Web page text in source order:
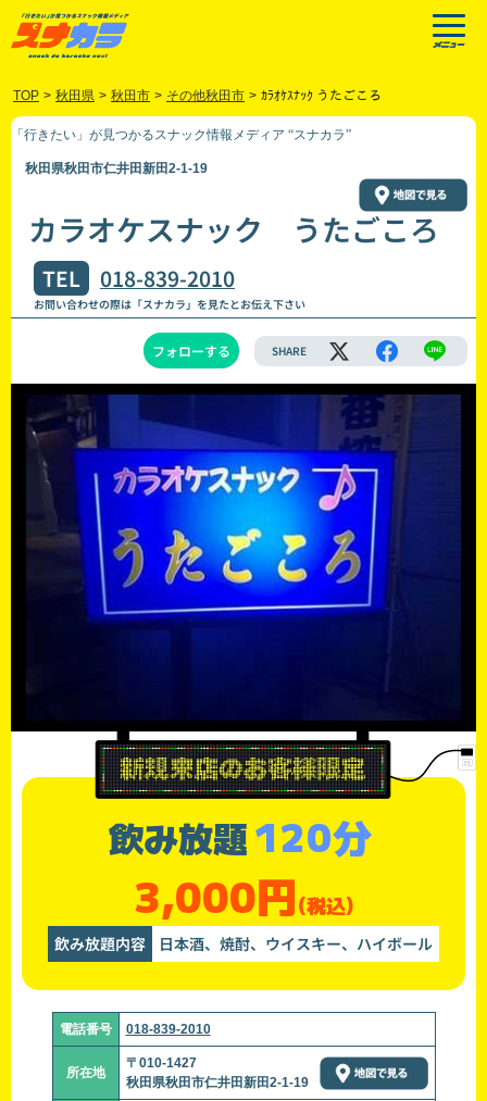
TOP > 秋田県 > 秋田市 > その他秋田市 > ｶﾗｵｹｽﾅｯｸ うたごころ
「行きたい」が見つかるスナック情報メディア “スナカラ”
秋田県秋田市仁井田新田2-1-19
カラオケスナック うたごころ
TEL 018-839-2010
お問い合わせの際は「スナカラ」を見たとお伝え下さい
フォローする SHARE
飲み放題120分
3,000円(税込)
飲み放題内容 日本酒、焼酎、ウイスキー、ハイボール
電話番号 018-839-2010
所在地
〒010-1427
秋田県秋田市仁井田新田2-1-19